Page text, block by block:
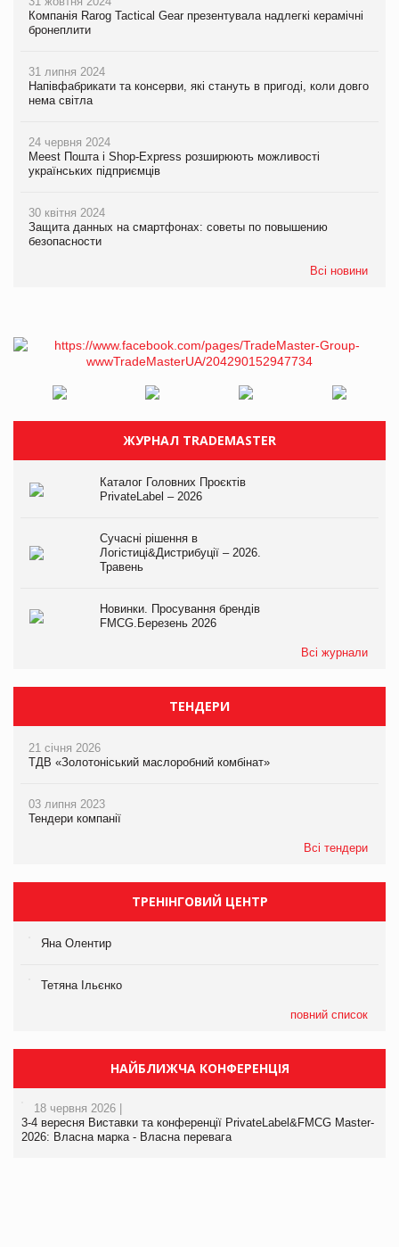
Компанія Rarog Tactical Gear презентувала надлегкі керамічні
бронеплити
31 липня 2024
Напівфабрикати та консерви, які стануть в пригоді, коли довго
нема світла
24 червня 2024
Meest Пошта і Shop-Express розширюють можливості
українських підприємців
30 квітня 2024
Защита данных на смартфонах: советы по повышению
безопасности
Всі новини
ЖУРНАЛ TRADEMASTER
Каталог Головних Проєктів
PrivateLabel – 2026
Сучасні рішення в
Логістиці&Дистрибуції – 2026.
Травень
Новинки. Просування брендів
FMCG.Березень 2026
Всі журнали
ТЕНДЕРИ
21 січня 2026
ТДВ «Золотоніський маслоробний комбінат»
03 липня 2023
Тендери компанії
Всі тендери
ТРЕНІНГОВИЙ ЦЕНТР
Яна Олентир
Тетяна Ільєнко
повний список
НАЙБЛИЖЧА КОНФЕРЕНЦІЯ
18 червня 2026 |
3-4 вересня Виставки та конференції PrivateLabel&FMCG Master-
2026: Власна марка - Власна перевага